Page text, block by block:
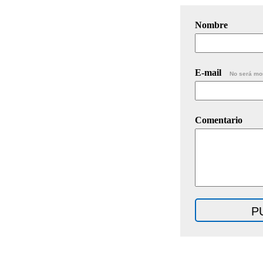
Nombre
E-mail No será
Comentario